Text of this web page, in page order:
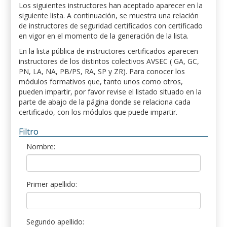
Los siguientes instructores han aceptado aparecer en la
siguiente lista. A continuación, se muestra una relación
de instructores de seguridad certificados con certificado
en vigor en el momento de la generación de la lista.
En la lista pública de instructores certificados aparecen
instructores de los distintos colectivos AVSEC ( GA, GC,
PN, LA, NA, PB/PS, RA, SP y ZR). Para conocer los
módulos formativos que, tanto unos como otros,
pueden impartir, por favor revise el listado situado en la
parte de abajo de la página donde se relaciona cada
certificado, con los módulos que puede impartir.
Filtro
Nombre:
Primer apellido:
Segundo apellido: